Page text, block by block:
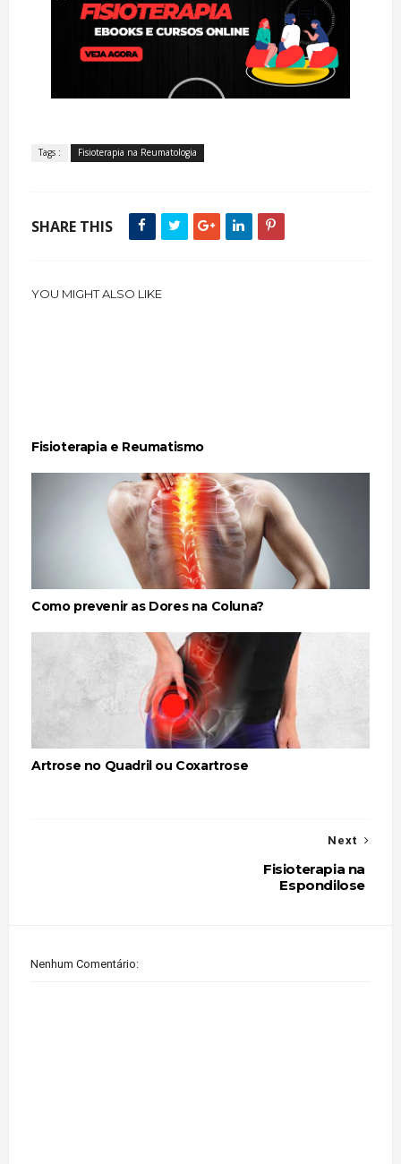
Tags : Fisioterapia na Reumatologia
SHARE THIS
YOU MIGHT ALSO LIKE
Fisioterapia e Reumatismo
Como prevenir as Dores na Coluna?
Artrose no Quadril ou Coxartrose
Next
Fisioterapia na
Espondilose
Nenhum Comentário: